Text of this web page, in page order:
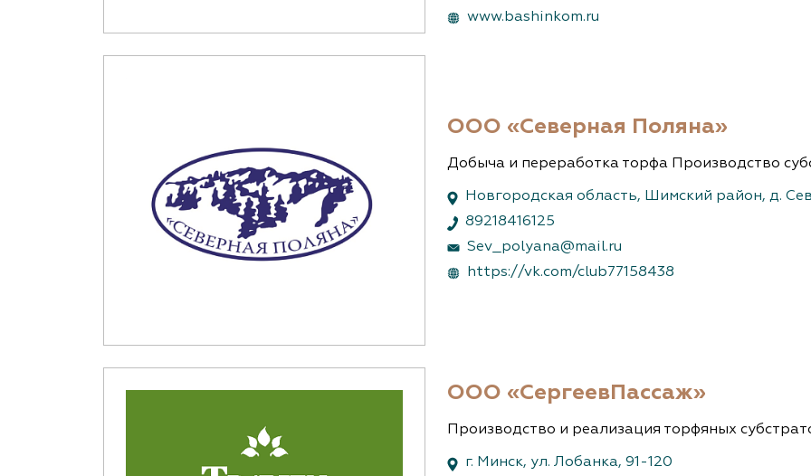
www.bashinkom.ru
ООО «Северная Поляна»
Добыча и переработка торфа Производство
Новгородская область, Шимский район, д.
89218416125
Sev_polyana@mail.ru
https://vk.com/club77158438
ООО «СергеевПассаж»
Производство и реализация торфяных
г. Минск, ул. Лобанка, 91-120